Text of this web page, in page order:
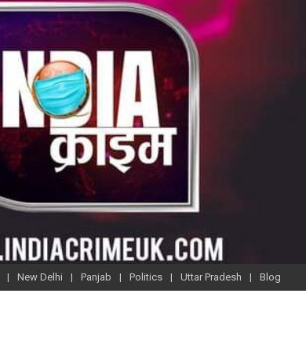
New Delhi Panjab Politics Uttar Pradesh Blog